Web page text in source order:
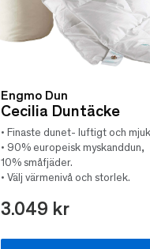
Engmo Dun
Cecilia Duntäcke
• Finaste dunet- luftigt och
• 90% europeisk myskanddun,
10% småfjäder.
• Välj värmenivå och storlek.
3.049 kr